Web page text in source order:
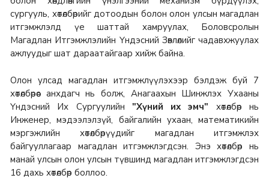
сургууль, хөтөлбөрийг дотоодын болон олон улсын магадлан
итгэмжлэлд үе шаттай хамруулах, Боловсролын
Магадлан Итгэмжлэлийн Үндэсний Зөвлөлийг чадавхжуулах
ажлуудыг шат дараатайгаар хийж байна.
Олон улсад магадлан итгэмжлүүлэхээр бэлдэж буй 7
хөтөлбөрөөс анхдагч нь болж, Анагаахын Шинжлэх Ухааны
Үндэсний Их Сургуулийн "Хүний их эмч" хөтөлбөр нь
Инженер, мэдээлэлзүй, байгалийн ухаан, математикийн
мэргэжлийн хөтөлбөрүүдийг магадлан итгэмжлэх
байгууллагаар магадлан итгэмжлэгдсэн. Энэ хөтөлбөр нь
манай улсын олон улсын түвшинд магадлан итгэмжлэгдсэн
16 дахь хөтөлбөр боллоо.